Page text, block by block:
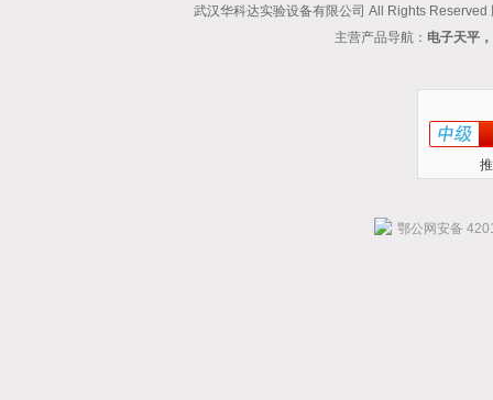
武汉华科达实验设备有限公司 All Rights Reserved
主营产品导航： 电子天平
鄂公网安备